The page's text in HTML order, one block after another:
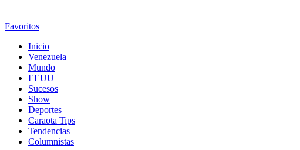
Favoritos
Inicio
Venezuela
Mundo
EEUU
Sucesos
Show
Deportes
Caraota Tips
Tendencias
Columnistas